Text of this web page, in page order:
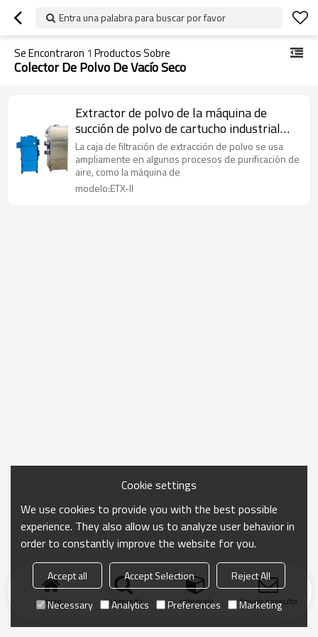
Entra una palabra para buscar por favor
Se Encontraron 1 Productos Sobre
Colector De Polvo De Vacío Seco
Extractor de polvo de la máquina de
succión de polvo de cartucho industrial
con ventilación de explosión
La caja de filtración de extracción de polvo se usa
ampliamente en algunos procesos de purificación de
aire, como la máquina de
modelo:ETX-II
Inicio búsqueda categoría Enviar consulta
Cookie settings
We use cookies to provide you with the best possible
experience. They also allow us to analyze user behavior in
order to constantly improve the website for you.
Accept all Accept Selection
Reject All
Necessary
Analytics Preferences Marketing